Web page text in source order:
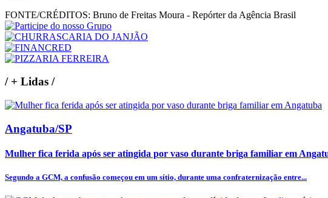
FONTE/CRÉDITOS: Bruno de Freitas Moura - Repórter da Agência Brasil
/+ Lidas /
Angatuba/SP
Mulher fica ferida após ser atingida por vaso durante briga familiar em
Segundo a GCM, a confusão começou em um sítio, durante uma confraternização entre...